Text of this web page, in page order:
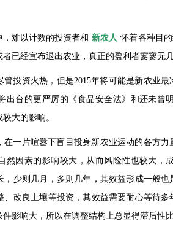
难以计数的投资者和 新农人 怀着各种目
已经宣布退出农业，真正的盈利者寥寥无几
资火热，但是2015年将可能是新农业最
出台的更严厉的《食品安全法》和还未曾
大的影响。
片喧嚣下盲目投身新农业运动的各方力
然因素的影响较大，从而风险性也较大，
，少则几月，多则几年，其效益形成一般
、改良土壤等投资，其效益需要耐心等待
影响大，所以在调整结构上总显得滞后性